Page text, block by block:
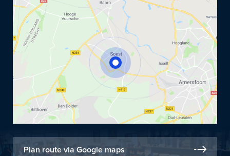
Plan route via Google maps